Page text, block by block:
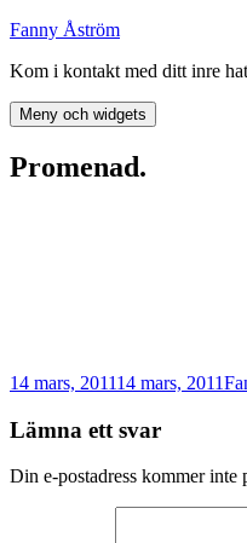
Hoppa
innehåll
Fanny Åström
Kom i kontakt med ditt inre hat
Meny och widgets
Promenad.
Postat
14 mars, 201114 mars, 2011
Lämna ett svar
Din e-postadress kommer inte